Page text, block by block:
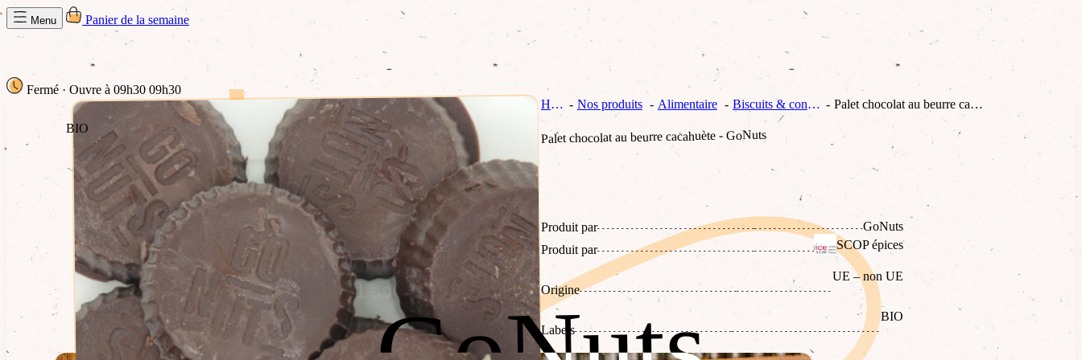
Menu Panier de la semaine
Fermé · Ouvre à 09h30 09h30
BIO
Home Nos produits Alimentaire Biscuits & confiseries Palet chocolat au beurre cacahuète - GoNuts
Palet chocolat au beurre cacahuète - GoNuts
Produit par
GoNuts
Produit par
SCOP épices
Origine
UE – non UE
Labels
BIO